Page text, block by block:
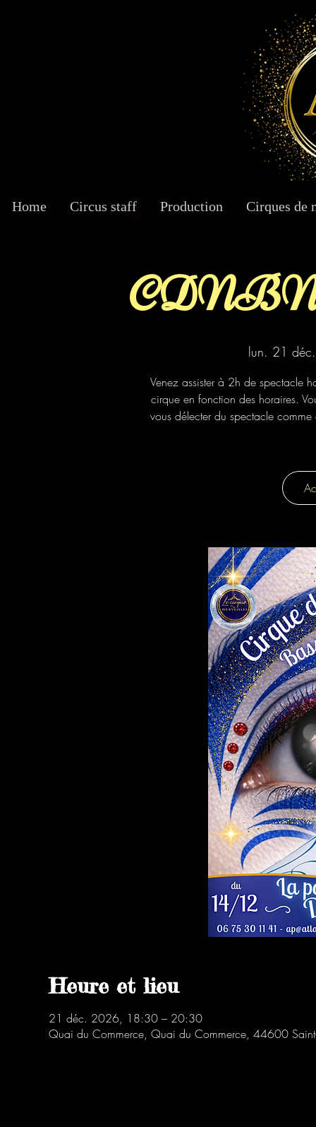
Home Circus staff Production Cirques de
CDNBN
lun. 21 déc.
Venez assister à 2h de spectacle
cirque en fonction des horaires.
vous délecter du spectacle
Heure et lieu
21 déc. 2026, 18:30 – 20:30
Quai du Commerce, Quai du Commerce, 44600